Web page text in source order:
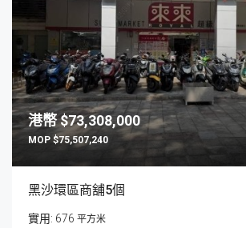
$73,308,000
$75,507,240
黑沙環區商舖5個
676 平方米